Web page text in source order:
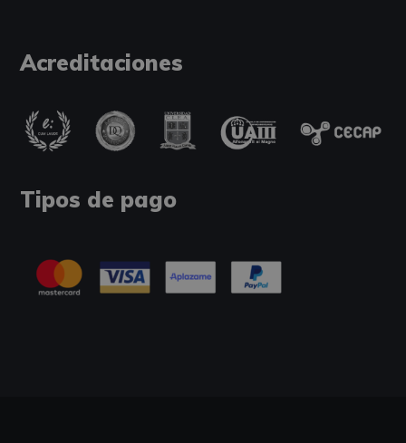
Acreditaciones
Tipos de pago